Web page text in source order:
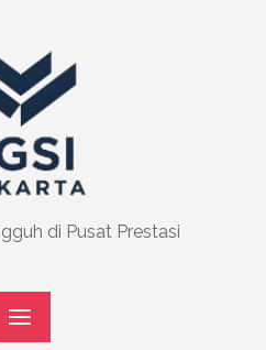
di Pusat Prestasi